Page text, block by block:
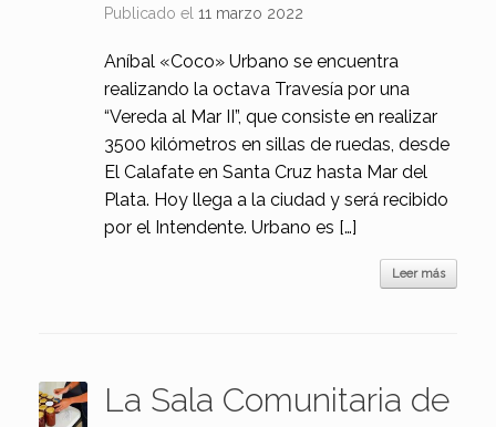
Publicado el 11 marzo 2022
Aníbal «Coco» Urbano se encuentra
realizando la octava Travesía por una
“Vereda al Mar II”, que consiste en realizar
3500 kilómetros en sillas de ruedas, desde
El Calafate en Santa Cruz hasta Mar del
Plata. Hoy llega a la ciudad y será recibido
por el Intendente. Urbano es […]
Leer más
La Sala Comunitaria de